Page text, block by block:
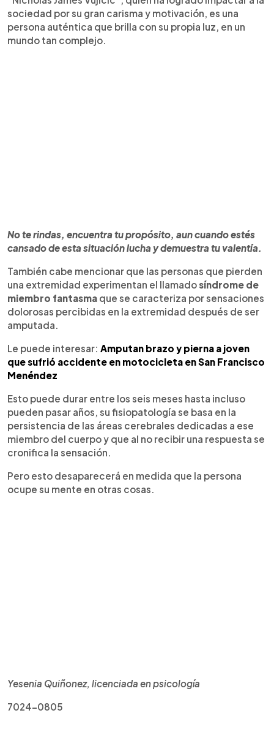
sociedad por su gran carisma y motivación, es una
persona auténtica que brilla con su propia luz, en un
mundo tan complejo.
No te rindas, encuentra tu propósito, aun cuando estés
cansado de esta situación lucha y demuestra tu valentía.
También cabe mencionar que las personas que pierden
una extremidad experimentan el llamadosíndrome de
miembro fantasma que se caracteriza por sensaciones
dolorosas percibidas en la extremidad después de ser
amputada.
Le puede interesar: Amputan brazo y pierna a joven
que sufrió accidente en motocicleta en San Francisco
Menéndez
Esto puede durar entre los seis meses hasta incluso
pueden pasar años, su fisiopatología se basa en la
persistencia de las áreas cerebrales dedicadas a ese
miembro del cuerpo y que al no recibir una respuesta se
cronifica la sensación.
Pero esto desaparecerá en medida que la persona
ocupe su mente en otras cosas.
Yesenia Quiñonez, licenciada en psicología
7024-0805